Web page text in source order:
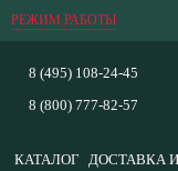
РЕЖИМ РАБОТЫ
8 (495) 108-24-45
8 (800) 777-82-57
КАТАЛОГ ДОСТАВКА